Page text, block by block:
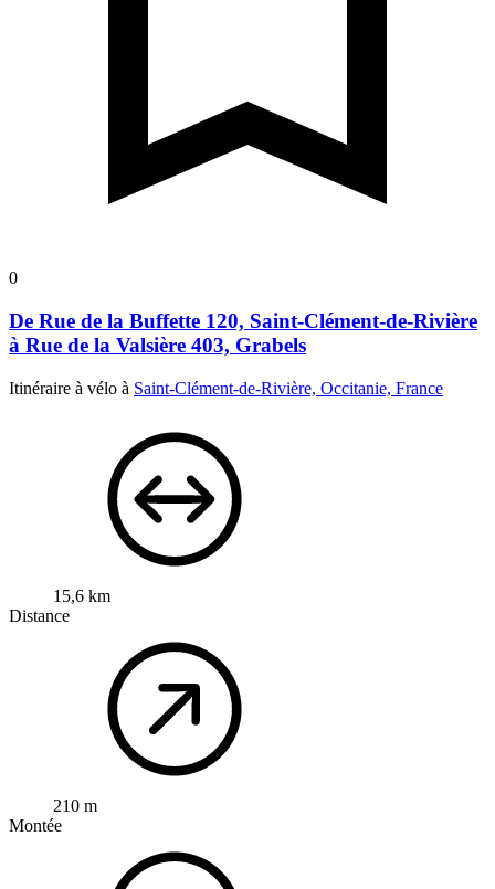
0
De Rue de la Buffette 120, Saint-Clément-de-Rivière
à Rue de la Valsière 403, Grabels
Itinéraire à vélo à Saint-Clément-de-Rivière, Occitanie, France
15,6 km
Distance
210 m
Montée